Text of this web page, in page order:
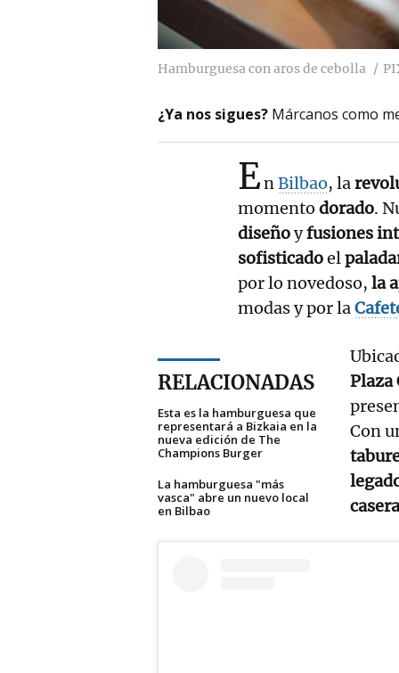
Hamburguesa con aros de cebolla
¿Ya nos sigues? Márcanos como
EnBilbao, la
momento dorado.
diseñoyfusiones
sofisticadoel
por lo novedoso, la
modas y por la
RELACIONADAS
Esta es la hamburguesa que
representará a Bizkaia en la
nueva edición de The
Champions Burger
La hamburguesa "más
vasca" abre un nuevo local
en Bilbao
Plaza
Con